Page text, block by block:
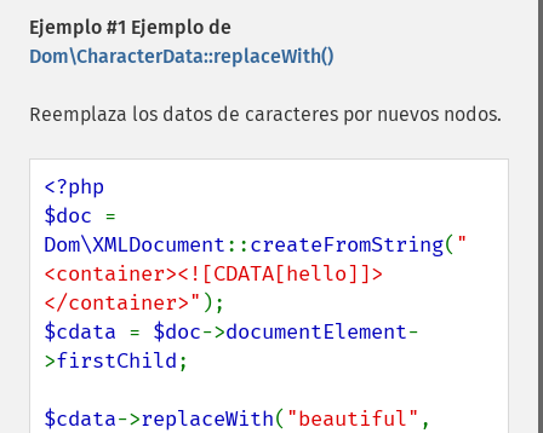
Ejemplo #1 Ejemplo de
Dom\CharacterData::replaceWith()
Reemplaza los datos de caracteres por nuevos nodos.
<?php
$doc
Dom\XMLDocument::createFromString( "
<container><![CDATA[hello]]>
</container>"
$cdata = $doc->documentElement-
>firstChild;
$cdata->replaceWith( "beautiful"